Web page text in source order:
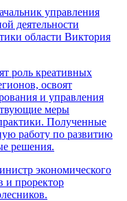
управления
деятельности
области Виктория
роль креативных
освоят
и управления
меры
Полученные
работу по развитию
решения.
экономического
и проректор